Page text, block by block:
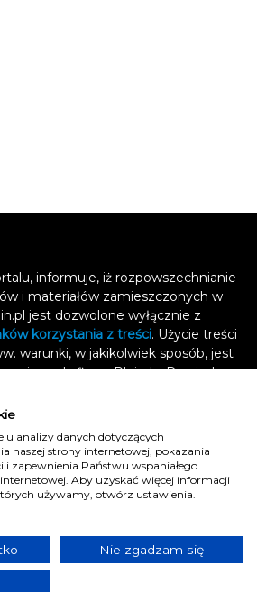
informuje, iż rozpowszechnianie
i materiałów zamieszczonych w
jest dozwolone wyłącznie z
korzystania z treści. Użycie treści
warunki, w jakikolwiek sposób, jest
zgody firmy Plejada. Dowiedz
uzyskać
.
jest łamaniem prawa i grozi
.
analizy danych dotyczących
naszej strony internetowej, pokazania
i zapewnienia Państwu wspaniałego
Aby uzyskać więcej informacji
używamy, otwórz ustawienia.
Nie zgadzam się